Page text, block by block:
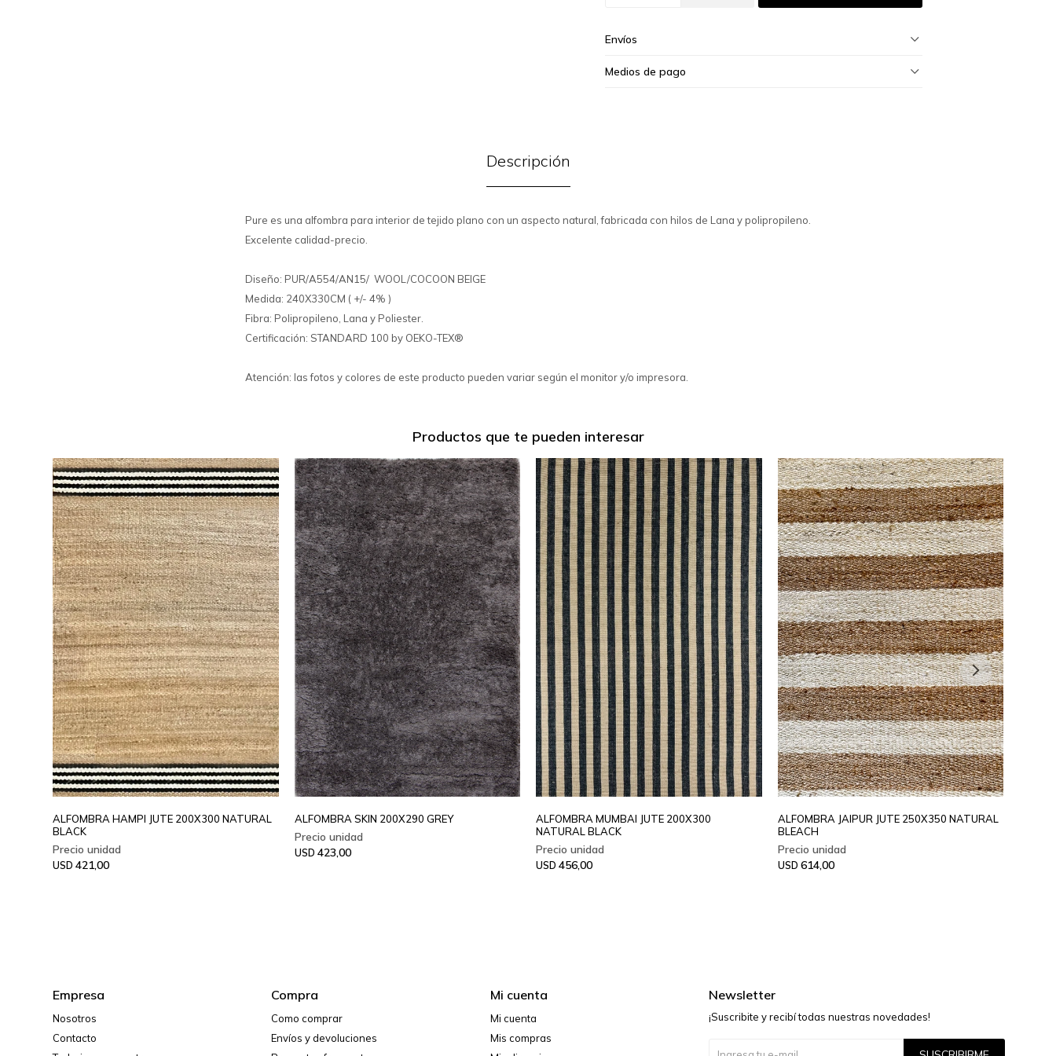
Envíos
Medios de pago
Descripción
Pure es una alfombra para interior de tejido plano con un aspecto natural, fabricada con hilos de Lana y polipropileno.
Excelente calidad-precio.
Diseño: PUR/A554/AN15/ WOOL/COCOON BEIGE
Medida: 240X330CM ( +/- 4% )
Fibra: Polipropileno, Lana y Poliester.
Certificación: STANDARD 100 by OEKO-TEX®
Atención: las fotos y colores de este producto pueden variar según el monitor y/o impresora.
Productos que te pueden interesar
ALFOMBRA HAMPI JUTE 200X300 NATURAL
BLACK
USD 421,00
ALFOMBRA SKIN 200X290 GREY
USD 423,00
ALFOMBRA MUMBAI JUTE 200X300
NATURAL BLACK
USD 456,00
ALFOMBRA JAIPUR JUTE 250X350 NATURAL
BLEACH
USD 614,00
Empresa
Nosotros
Contacto
Compra
Como comprar
Envíos y devoluciones
Mi cuenta
Mi cuenta
Mis compras
Newsletter
¡Suscribite y recibí todas nuestras novedades!